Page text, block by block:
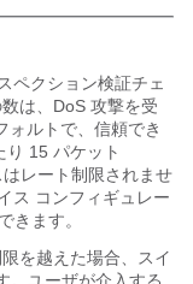
ペクション検証チェ
は、DoS 攻撃を受
ォルトで、信頼でき
15 パケット
レート制限されませ
ス コンフィギュレー
きます。
を越えた場合、スイ